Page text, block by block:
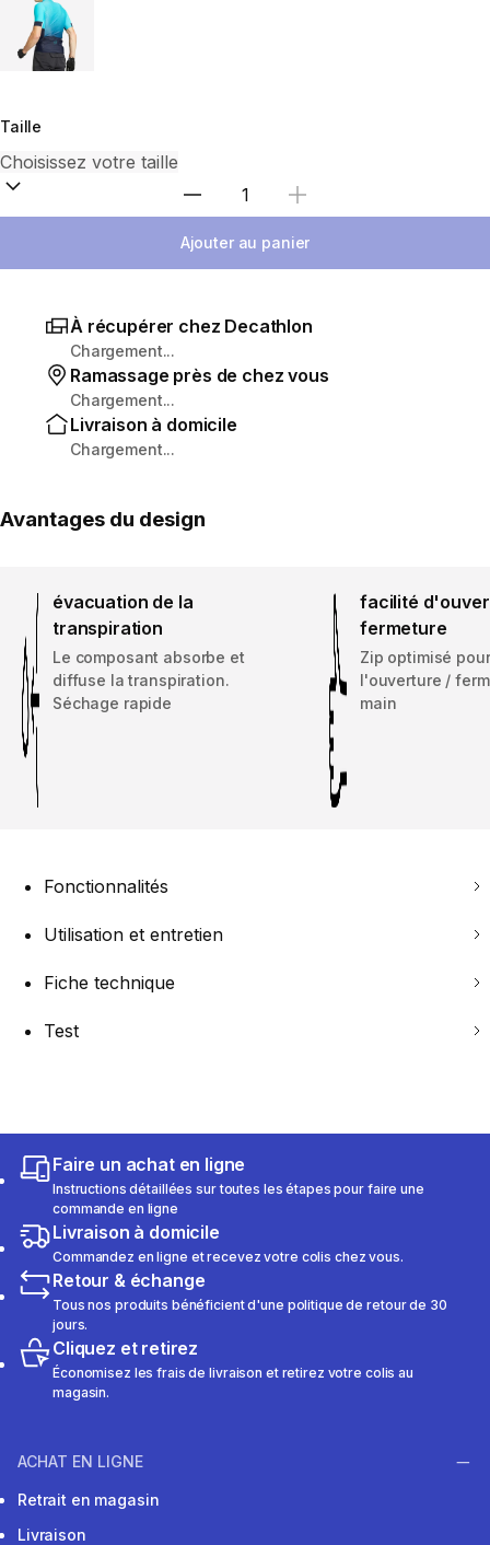
Taille
Sélectionnez la quantité
Ajouter au panier
À récupérer chez Decathlon
Chargement...
Ramassage près de chez vous
Chargement...
Livraison à domicile
Chargement...
Avantages du design
évacuation de la
transpiration
Le composant absorbe et
diffuse la transpiration.
Séchage rapide
facilité
fermeture
Zip optimisé
l'ouverture /
main
Fonctionnalités
Utilisation et entretien
Fiche technique
Test
Faire un achat en ligne
Instructions détaillées sur toutes les étapes pour faire une
commande en ligne
Livraison à domicile
Commandez en ligne et recevez votre colis chez vous.
Retour & échange
Tous nos produits bénéficient d'une politique de retour de 30
jours.
Cliquez et retirez
Économisez les frais de livraison et retirez votre colis au
magasin.
ACHAT EN LIGNE
Retrait en magasin
Livraison